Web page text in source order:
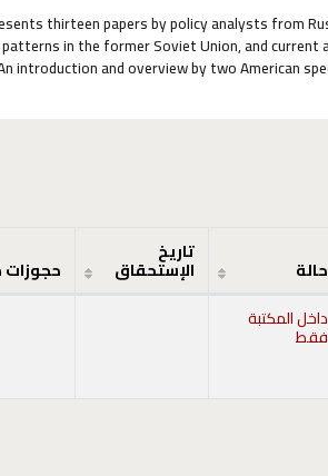
thirteen papers by policy analysts from
in the former Soviet Union, and
introduction and overview by two American
حالة
تاريخ
الإستحقاق حجوزات
داخل المكتبة
فقط